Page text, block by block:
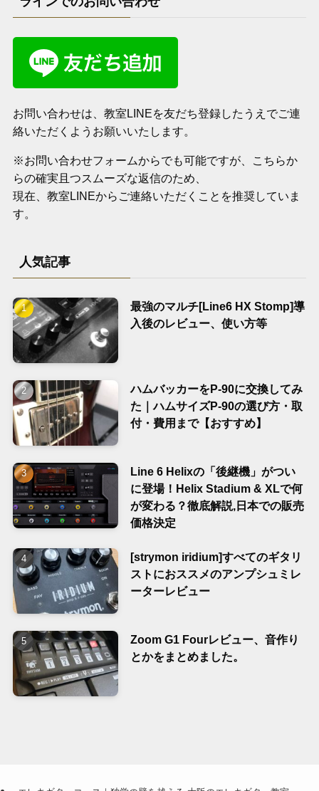
お問い合わせは、教室LINEを友だち登録したうえでご連
絡いただくようお願いいたします。
※お問い合わせフォームからでも可能ですが、こちらか
らの確実且つスムーズな返信のため、
現在、教室LINEからご連絡いただくことを推奨していま
す。
人気記事
最強のマルチ[Line6 HX Stomp]導
入後のレビュー、使い方等
ハムバッカーをP-90に交換してみ
た｜ハムサイズP-90の選び方・取
付・費用まで【おすすめ】
Line 6 Helixの「後継機」がつい
に登場！Helix Stadium & XLで何
が変わる？徹底解説,日本での販売
価格決定
[strymon iridium]すべてのギタリ
ストにおススメのアンプシュミレ
ーターレビュー
Zoom G1 Fourレビュー、音作り
とかをまとめました。